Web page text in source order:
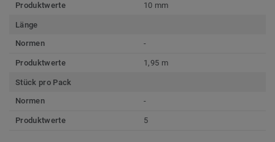
Produktwerte 10 mm
Länge
Normen
-
Produktwerte 1,95 m
Stück pro Pack
Normen
-
Produktwerte 5